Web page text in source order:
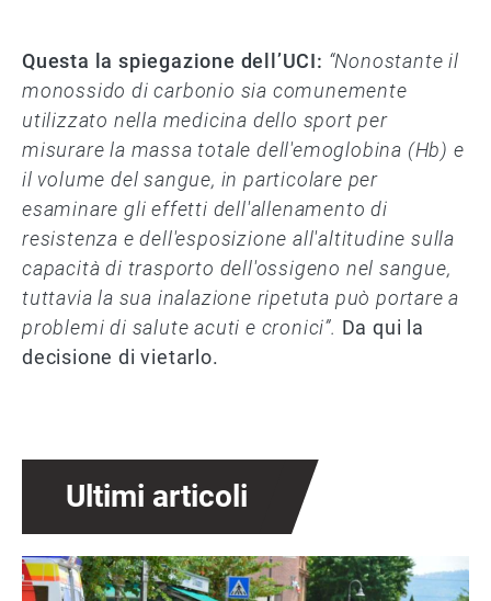
Questa la spiegazione dell’UCI: “Nonostante il
monossido di carbonio sia comunemente
utilizzato nella medicina dello sport per
misurare la massa totale dell'emoglobina (Hb) e
il volume del sangue, in particolare per
esaminare gli effetti dell'allenamento di
resistenza e dell'esposizione all'altitudine sulla
capacità di trasporto dell'ossigeno nel sangue,
tuttavia la sua inalazione ripetuta può portare a
problemi di salute acuti e cronici”. Da qui la
decisione di vietarlo.
Ultimi articoli
Immagine